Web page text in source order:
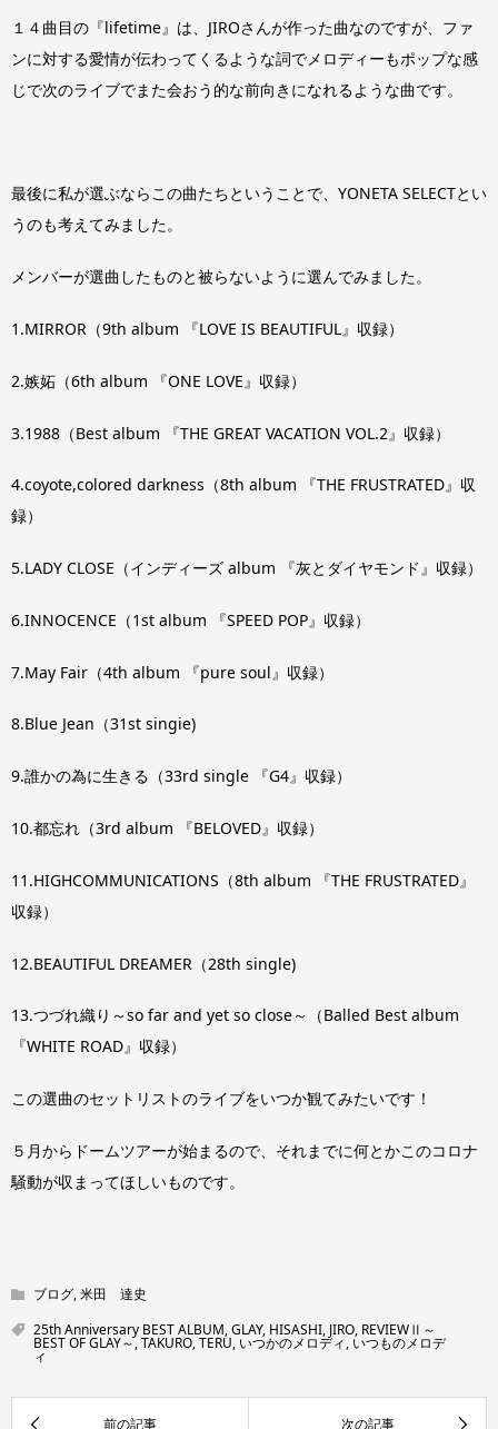
１４曲目の『lifetime』は、JIROさんが作った曲なのですが、ファ
ンに対する愛情が伝わってくるような詞でメロディーもポップな感
じで次のライブでまた会おう的な前向きになれるような曲です。
最後に私が選ぶならこの曲たちということで、YONETA SELECTとい
うのも考えてみました。
メンバーが選曲したものと被らないように選んでみました。
1.MIRROR（9th album 『LOVE IS BEAUTIFUL』収録）
2.嫉妬（6th album 『ONE LOVE』収録）
3.1988（Best album 『THE GREAT VACATION VOL.2』収録）
4.coyote,colored darkness（8th album 『THE FRUSTRATED』収
録）
5.LADY CLOSE（インディーズ album 『灰とダイヤモンド』収録）
6.INNOCENCE（1st album 『SPEED POP』収録）
7.May Fair（4th album 『pure soul』収録）
8.Blue Jean（31st singie)
9.誰かの為に生きる（33rd single 『G4』収録）
10.都忘れ（3rd album 『BELOVED』収録）
11.HIGHCOMMUNICATIONS（8th album 『THE FRUSTRATED』
収録）
12.BEAUTIFUL DREAMER（28th single)
13.つづれ織り～so far and yet so close～（Balled Best album
『WHITE ROAD』収録）
この選曲のセットリストのライブをいつか観てみたいです！
５月からドームツアーが始まるので、それまでに何とかこのコロナ
騒動が収まってほしいものです。
ブログ,米田 達史
25th Anniversary BEST ALBUM,GLAY, HISASHI, JIRO, REVIEWⅡ～
BEST OF GLAY～,TAKURO,TERU, いつかのメロディ, いつものメロデ
ィ